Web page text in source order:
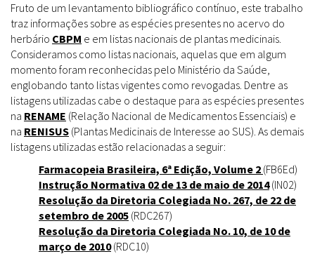
Fruto de um levantamento bibliográfico contínuo, este trabalho
traz informações sobre as espécies presentes no acervo do
herbário CBPM e em listas nacionais de plantas medicinais.
Consideramos como listas nacionais, aquelas que em algum
momento foram reconhecidas pelo Ministério da Saúde,
englobando tanto listas vigentes como revogadas. Dentre as
listagens utilizadas cabe o destaque para as espécies presentes
na RENAME (Relação Nacional de Medicamentos Essenciais) e
na RENISUS (Plantas Medicinais de Interesse ao SUS). As demais
listagens utilizadas estão relacionadas a seguir:
Farmacopeia Brasileira, 6ª Edição, Volume 2 (FB6Ed)
Instrução Normativa 02 de 13 de maio de 2014(IN02)
Resolução da Diretoria Colegiada No. 267, de 22 de
setembro de 2005 (RDC267)
Resolução da Diretoria Colegiada No. 10, de 10 de
março de 2010(RDC10)